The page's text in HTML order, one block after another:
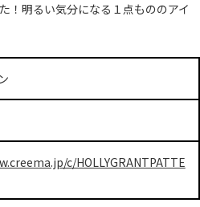
！明るい気分になる１点もののアイ
c/HOLLYGRANTPATTE